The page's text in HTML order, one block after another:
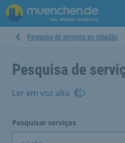
Pesquisa de serviços ao cidadão
Pesquisa de
Ler em voz alta
Pesquisar serviços